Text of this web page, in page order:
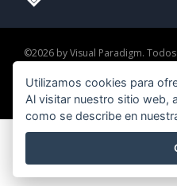
©2026 by Visual Paradigm.
Condiciones de servicio AI
Content Guidelines
Utilizamos cookies para
Al visitar nuestro sitio web,
como se describe en